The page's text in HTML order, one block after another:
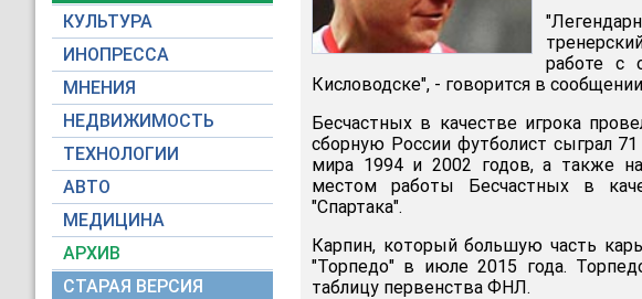
КУЛЬТУРА
ИНОПРЕССА
МНЕНИЯ
НЕДВИЖИМОСТЬ
ТЕХНОЛОГИИ
АВТО
МЕДИЦИНА
АРХИВ
СТАРАЯ ВЕРСИЯ
работе с
Кисловодске", - говорится в
Бесчастных в качестве игрока
сборную России футболист сыграл
мира 1994 и 2002 годов, а также
местом работы Бесчастных в
"Спартака".
Карпин, который большую часть
"Торпедо" в июле 2015 года.
таблицу первенства ФНЛ.